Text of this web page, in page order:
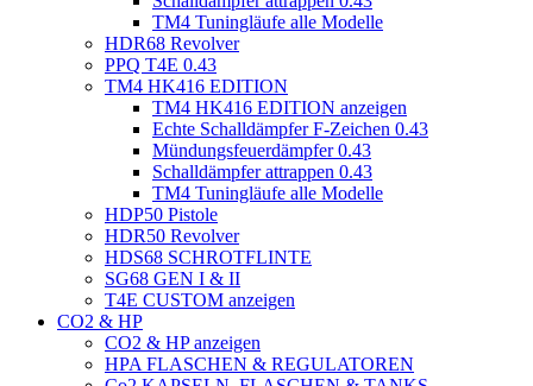
TM4 Tuningläufe alle Modelle
HDR68 Revolver
PPQ T4E 0.43
TM4 HK416 EDITION
TM4 HK416 EDITION anzeigen
Echte Schalldämpfer F-Zeichen 0.43
Mündungsfeuerdämpfer 0.43
Schalldämpfer attrappen 0.43
TM4 Tuningläufe alle Modelle
HDP50 Pistole
HDR50 Revolver
HDS68 SCHROTFLINTE
SG68 GEN I & II
T4E CUSTOM anzeigen
CO2 & HP
CO2 & HP anzeigen
HPA FLASCHEN & REGULATOREN